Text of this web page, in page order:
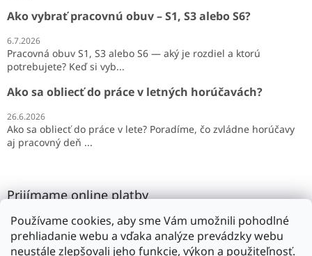
Používame cookies, aby sme Vám umožnili pohodlné
prehliadanie webu a vďaka analýze prevádzky webu
neustále zlepšovali jeho funkcie, výkon a použiteľnosť.
Ako vybrať pracovnú obuv – S1, S3 alebo S6?
6.7.2026
Pracovná obuv S1, S3 alebo S6 — aký je rozdiel a ktorú
potrebujete? Keď si vyb...
Ako sa obliecť do práce v letných horúčavách?
26.6.2026
Ako sa obliecť do práce v lete? Poradíme, čo zvládne horúčavy
aj pracovný deň ...
Prijímame online platby